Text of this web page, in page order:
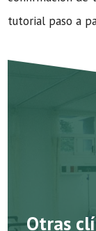
tutorial paso a
Otras